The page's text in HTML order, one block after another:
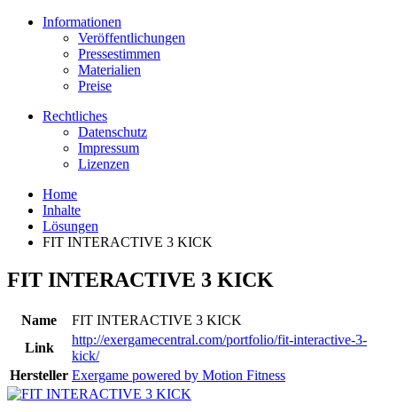
Informationen
Veröffentlichungen
Pressestimmen
Materialien
Preise
Rechtliches
Datenschutz
Impressum
Lizenzen
Home
Inhalte
Lösungen
FIT INTERACTIVE 3 KICK
FIT INTERACTIVE 3 KICK
Name
FIT INTERACTIVE 3 KICK
Link
http://exergamecentral.com/portfolio/fit-interactive-3-
kick/
Hersteller Exergame powered by Motion Fitness